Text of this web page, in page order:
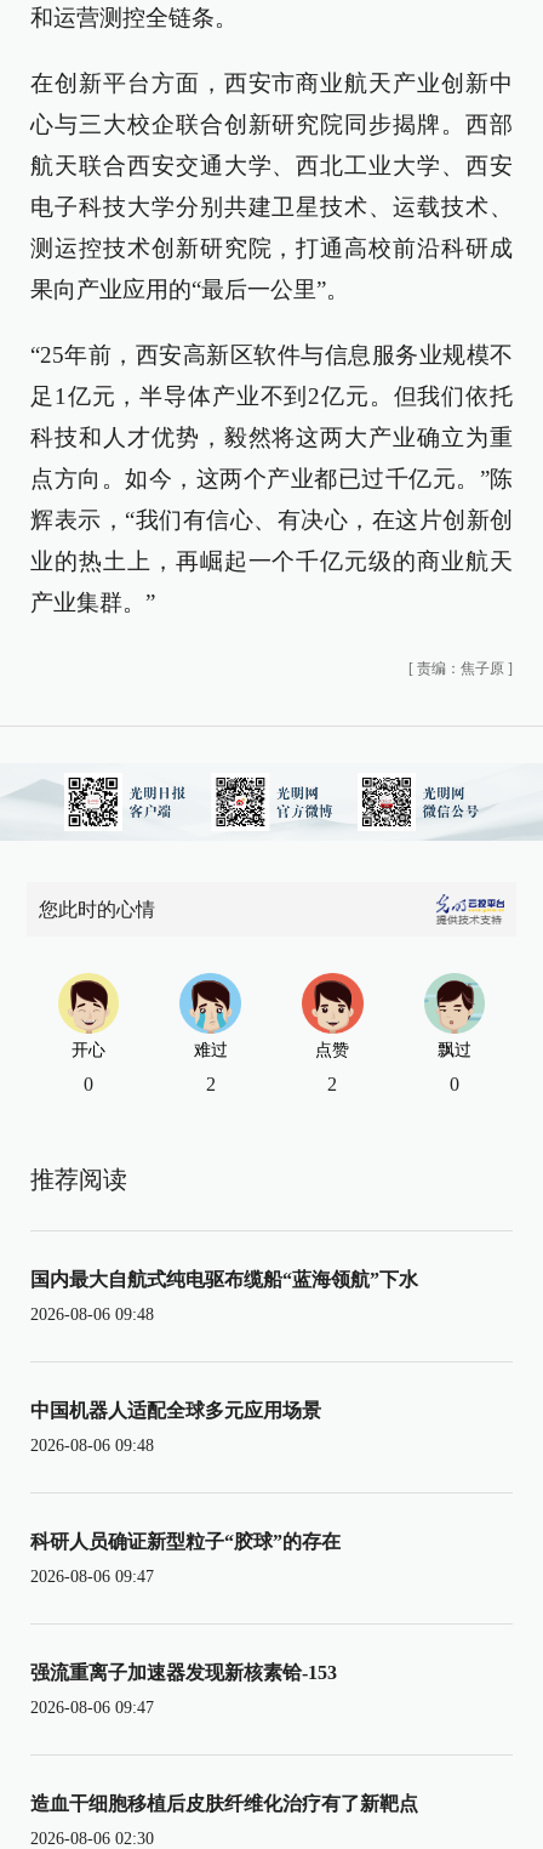
和运营测控全链条。
在创新平台方面，西安市商业航天产业创新中
心与三大校企联合创新研究院同步揭牌。西部
航天联合西安交通大学、西北工业大学、西安
电子科技大学分别共建卫星技术、运载技术、
测运控技术创新研究院，打通高校前沿科研成
果向产业应用的“最后一公里”。
“25年前，西安高新区软件与信息服务业规模不
足1亿元，半导体产业不到2亿元。但我们依托
科技和人才优势，毅然将这两大产业确立为重
点方向。如今，这两个产业都已过千亿元。”陈
辉表示，“我们有信心、有决心，在这片创新创
业的热土上，再崛起一个千亿元级的商业航天
产业集群。”
[ 责编：焦子原 ]
您此时的心情
开心
0
难过
2
点赞
2
飘过
0
推荐阅读
国内最大自航式纯电驱布缆船“蓝海领航”下水
2026-08-06 09:48
中国机器人适配全球多元应用场景
2026-08-06 09:48
科研人员确证新型粒子“胶球”的存在
2026-08-06 09:47
强流重离子加速器发现新核素铪-153
2026-08-06 09:47
造血干细胞移植后皮肤纤维化治疗有了新靶点
2026-08-06 02:30